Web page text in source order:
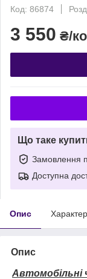
Код: 86874
3 550 ₴/
Що таке
Замовлення
Доступна
Опис
Опис
Автомобільні